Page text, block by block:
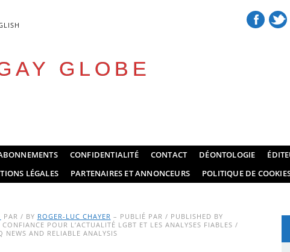
GLOBE
CONFIDENTIALITÉ CONTACT DÉONTOLOGIE
LÉGALES PARTENAIRES ET ANNONCEURS POLITIQUE DE
PAR / BY ROGER-LUC CHAYER – PUBLIÉ PAR / PUBLISHED BY
POUR L’ACTUALITÉ LGBT ET LES ANALYSES FIABLES /
NEWS AND RELIABLE ANALYSIS